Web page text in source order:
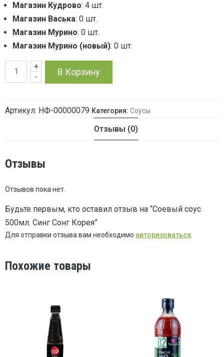
Магазин Кудрово: 4 шт.
Магазин Васька: 0 шт.
Магазин Мурино: 0 шт.
Магазин Мурино (новый): 0 шт.
-
Количество
Соевый
500мл.
Корея
+
В Корзину
Артикул: НФ-00000079 Категория: Соусы
Отзывы (0)
Отзывы
Отзывов пока нет.
Будьте первым, кто оставил отзыв на “Соевый соус
500мл. Синг Сонг Корея”
Для отправки отзыва вам необходимо авторизоваться
Похожие товары